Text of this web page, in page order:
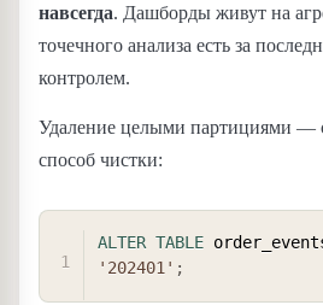
навсегда. Дашборды живут на
точечного анализа есть за
контролем.
Удаление целыми партициями —
способ чистки:
ALTER TABLE
'202401' ;